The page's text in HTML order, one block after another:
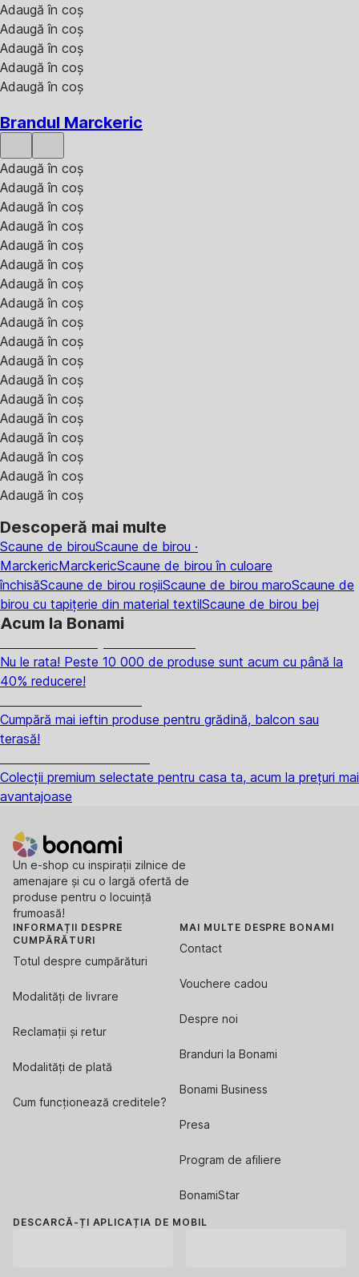
Adaugă în coș
Adaugă în coș
Adaugă în coș
Adaugă în coș
Adaugă în coș
Brandul Marckeric
Adaugă în coș
Adaugă în coș
Adaugă în coș
Adaugă în coș
Adaugă în coș
Adaugă în coș
Adaugă în coș
Adaugă în coș
Adaugă în coș
Adaugă în coș
Adaugă în coș
Adaugă în coș
Adaugă în coș
Adaugă în coș
Adaugă în coș
Adaugă în coș
Adaugă în coș
Adaugă în coș
Descoperă mai multe
Scaune de birouScaune de birou ·
MarckericMarckericScaune de birou în culoare
închisăScaune de birou roșiiScaune de birou maroScaune de
birou cu tapițerie din material textilScaune de birou bej
Acum la Bonami
Nu le rata! Peste 10 000 de produse sunt acum cu până la
40% reducere!
Cumpără mai ieftin produse pentru grădină, balcon sau
terasă!
Colecții premium selectate pentru casa ta, acum la prețuri mai
avantajoase
Un e-shop cu inspirații zilnice de
amenajare și cu o largă ofertă de
produse pentru o locuință
frumoasă!
INFORMAȚII DESPRE
CUMPĂRĂTURI
Totul despre cumpărături
Modalități de livrare
Reclamații și retur
Modalități de plată
Cum funcționează creditele?
MAI MULTE DESPRE BONAMI
Contact
Vouchere cadou
Despre noi
Branduri la Bonami
Bonami Business
Presa
Program de afiliere
BonamiStar
DESCARCĂ-ȚI APLICAȚIA DE MOBIL